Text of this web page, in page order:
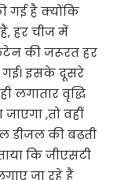
गई है क्योंकि
हर चीज में
की जरूरत हर
इसके दूसरे
लगातार वृद्धि
,तो वहीं
डीजल की बढ़ती
कि जीएसटी
जा रहे हैं